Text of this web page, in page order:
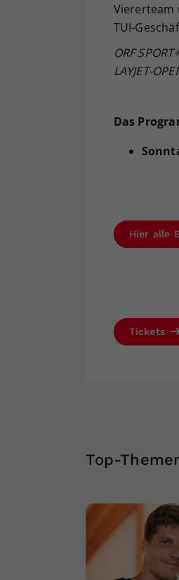
Viererteam
TUI-
ORF
LAYJET-
Das
Hier alle
Tickets
Top-